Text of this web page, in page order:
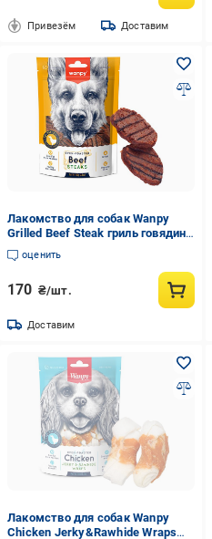
Привезём Доставим
Лакомство для собак Wanpy
Grilled Beef Steak гриль говядина
и курица 100 г (MA-31)
оценить
170 ₴/шт.
Доставим
Лакомство для собак Wanpy
Chicken Jerky&Rawhide Wraps